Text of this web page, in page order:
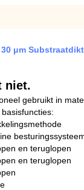
μm
niet.
gebruikt in
en teruglopen
en teruglopen